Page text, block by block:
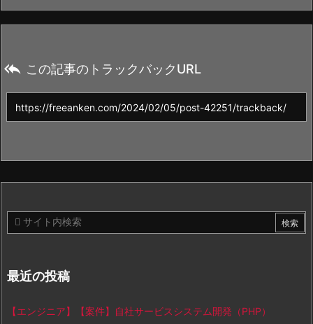
 この記事のトラックバックURL
最近の投稿
【エンジニア】【案件】自社サービスシステム開発（PHP）